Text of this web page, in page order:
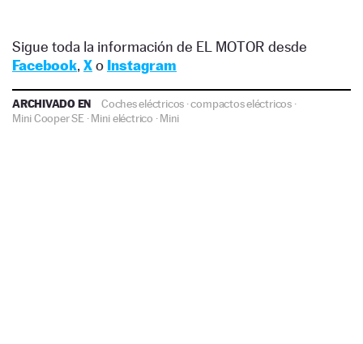
Sigue toda la información de EL MOTOR desde
Facebook, Xo Instagram
ARCHIVADO EN Coches eléctricos ·compactos eléctricos·
Mini Cooper SE ·Mini eléctrico ·Mini